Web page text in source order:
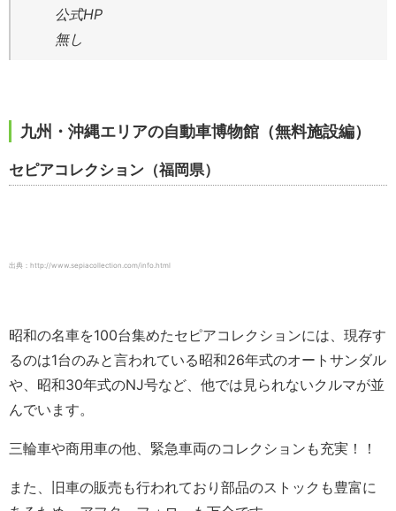
公式HP
無し
九州・沖縄エリアの自動車博物館（無料施設編）
セピアコレクション（福岡県）
出典：http://www.sepiacollection.com/info.html
昭和の名車を100台集めたセピアコレクションには、現存す
るのは1台のみと言われている昭和26年式のオートサンダル
や、昭和30年式のNJ号など、他では見られないクルマが並
んでいます。
三輪車や商用車の他、緊急車両のコレクションも充実！！
また、旧車の販売も行われており部品のストックも豊富に